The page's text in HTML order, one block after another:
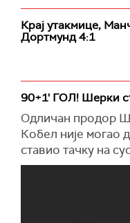
Крај утакмице,
Дортмунд 4:1
90+1' ГОЛ! Шерки
Одличан продор
Кобел није могао
ставио тачку на